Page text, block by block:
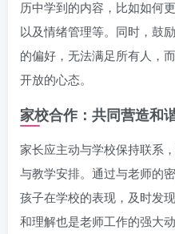
历中学到的内容，比如如何
以及情绪管理等。同时，鼓
的偏好，无法满足所有人，
开放的心态。
家校合作：共同营造和
家长应主动与学校保持联系
与教学安排。通过与老师的
孩子在学校的表现，及时发
和理解也是老师工作的强大